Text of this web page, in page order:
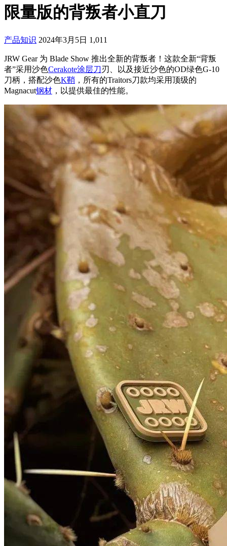
限量版的背叛者小直刀
产品知识 2024年3月5日 1,011
JRW Gear 为 Blade Show 推出全新的背叛者！这款全新“背叛
者”采用沙色Cerakote涂层刀 刃、以及接近沙色的OD绿色G-10
刀柄，搭配沙色K鞘 ，所有的Traitors刀款均采用顶级的
Magnacut钢材 ，以提供最佳的性能。